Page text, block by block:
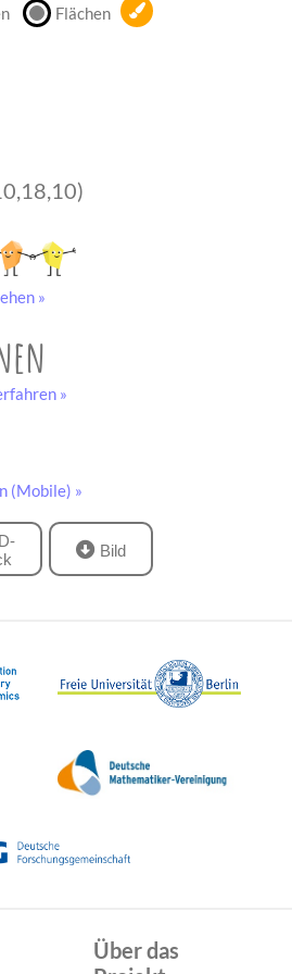
Flächen
»
»
(Mobile) »
unserem
Bild
Über das